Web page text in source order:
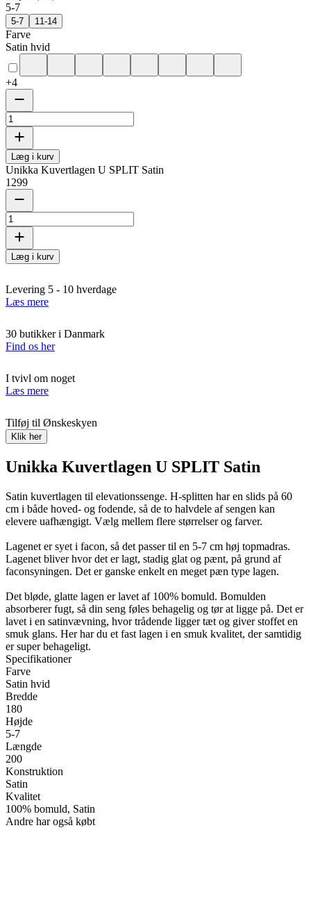
5-7
5-7 11-14
Farve
Satin hvid
+4
Læg i kurv
Unikka Kuvertlagen U SPLIT Satin
1299
Læg i kurv
Levering 5 - 10 hverdage
Læs mere
30 butikker i Danmark
Find os her
I tvivl om noget
Læs mere
Tilføj til Ønskeskyen
Klik her
Unikka Kuvertlagen U SPLIT Satin
Satin kuvertlagen til elevationssenge. H-splitten har en slids på 60
cm i både hoved- og fodende, så de to halvdele af sengen kan
elevere uafhængigt. Vælg mellem flere størrelser og farver.
Lagenet er syet i facon, så det passer til en 5-7 cm høj topmadras.
Lagenet bliver hvor det er lagt, stadig glat og pænt, på grund af
faconsyningen. Det er ganske enkelt en meget pæn type lagen.
Det bløde, glatte lagen er lavet af 100% bomuld. Bomulden
absorberer fugt, så din seng føles behagelig og tør at ligge på. Det er
lavet i en satinvævning, hvor trådende ligger tæt og giver stoffet en
smuk glans. Her har du et fast lagen i en smuk kvalitet, der samtidig
er super behageligt.
Specifikationer
Farve
Satin hvid
Bredde
180
Højde
5-7
Længde
200
Konstruktion
Satin
Kvalitet
100% bomuld, Satin
Andre har også købt